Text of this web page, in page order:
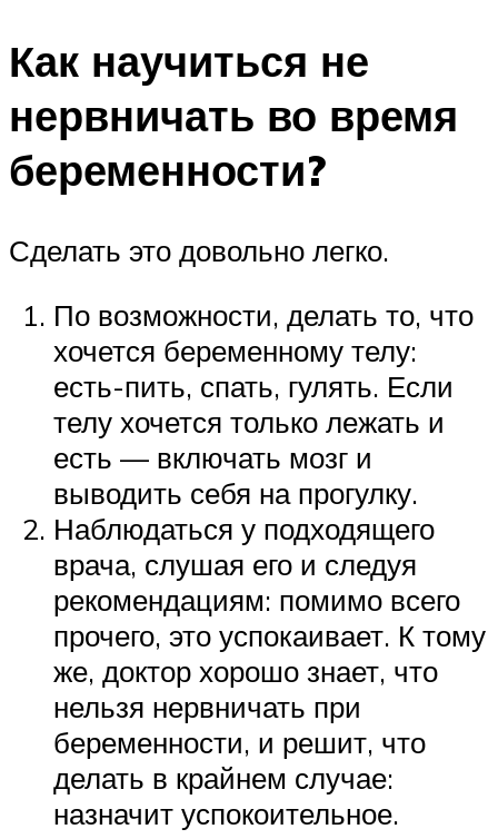
Как научиться не
нервничать во время
беременности?
Сделать это довольно легко.
По возможности, делать то, что
хочется беременному телу:
есть-пить, спать, гулять. Если
телу хочется только лежать и
есть — включать мозг и
выводить себя на прогулку.
Наблюдаться у подходящего
врача, слушая его и следуя
рекомендациям: помимо всего
прочего, это успокаивает. К тому
же, доктор хорошо знает, что
нельзя нервничать при
беременности, и решит, что
делать в крайнем случае:
назначит успокоительное.